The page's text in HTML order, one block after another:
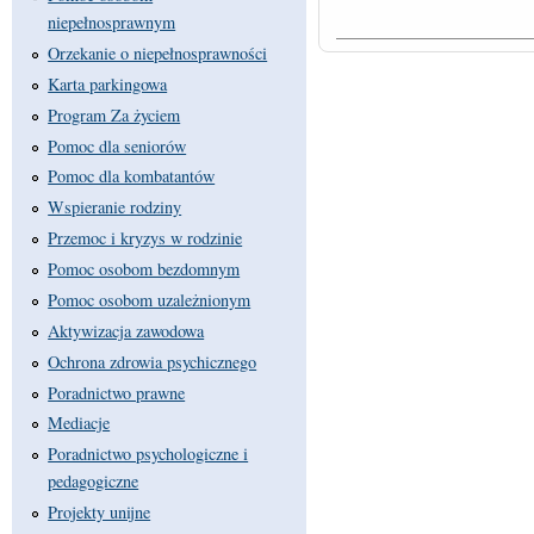
niepełnosprawnym
Orzekanie o niepełnosprawności
Karta parkingowa
Program Za życiem
Pomoc dla seniorów
Pomoc dla kombatantów
Wspieranie rodziny
Przemoc i kryzys w rodzinie
Pomoc osobom bezdomnym
Pomoc osobom uzależnionym
Aktywizacja zawodowa
Ochrona zdrowia psychicznego
Poradnictwo prawne
Mediacje
Poradnictwo psychologiczne i
pedagogiczne
Projekty unijne